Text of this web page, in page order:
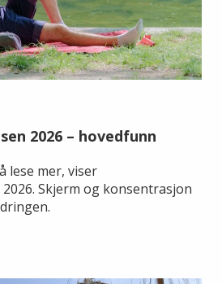
2026 – hovedfunn
lese mer, viser
Skjerm og konsentrasjon